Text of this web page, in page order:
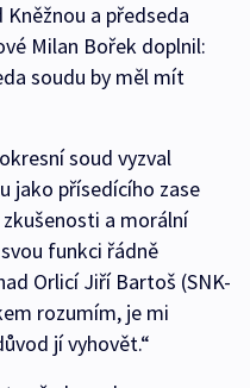
a předseda
Milan Bořek doplnil:
soudu by měl mít
soud vyzval
jako přísedícího zase
a morální
funkci řádně
Orlicí Jiří Bartoš (SNK-
rozumím, je mi
jí vyhovět.“